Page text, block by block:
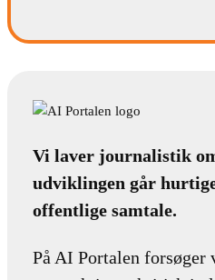
Vi laver journalistik
udviklingen går
offentlige samtale.
På AI Portalen forsøger